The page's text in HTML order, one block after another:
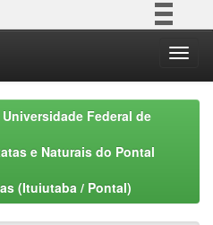
Participe
Acesso à informação
Legislação
Federal de
e Naturais do Pontal
(Ituiutaba / Pontal)